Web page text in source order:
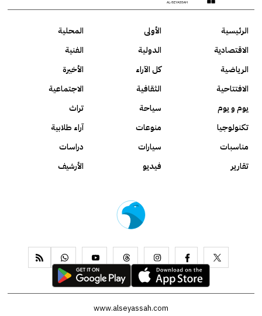
الرئيسية الأولى
المحلية
الاقتصادية
الدولية
الفنية
الرياضية
كل الآراء
الأخيرة
الافتتاحية
الثقافية
الاجتماعية
يوم و يوم
سياحة
تراث
تكنولوجيا
منوعات
آراء طلابية
مناسبات
سيارات
دراسات
تقارير
فيديو الأرشيف
www.alseyassah.com